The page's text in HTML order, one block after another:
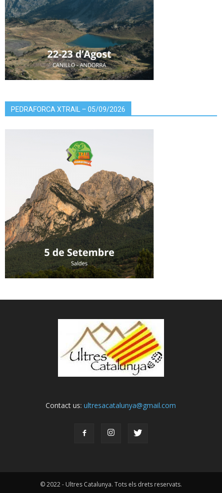
PEDRAFORCA XTRAIL – 05/09/2026
Contact us:ultresacatalunya@gmail.com
© 2022 - Ultres Catalunya. Tots els drets reservats.